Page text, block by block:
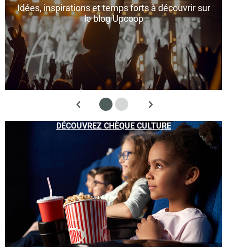
Idées, inspirations et temps forts à découvrir sur
le blog Upcoop
DÉCOUVREZ CHÈQUE CULTURE